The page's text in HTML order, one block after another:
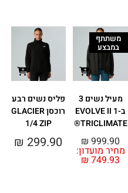
משתתף
במבצע
מעיל נשים 3
ב-1 EVOLVE II
TRICLIMATE®
מחיר מועדון:
₪ 749.93
₪ 999.90
פליס נשים רבע
רוכסן GLACIER
1/4 ZIP
₪ 299.90